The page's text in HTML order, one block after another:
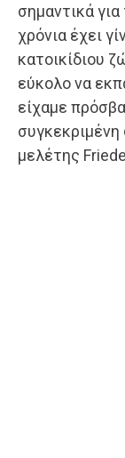
σημαντικά
χρόνια έχει
κατοικίδιου
εύκολο να
είχαμε
μελέτης